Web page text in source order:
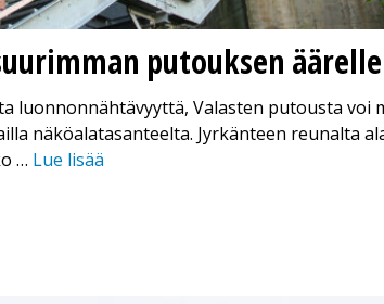
putouksen äärelle
luonnonnähtävyyttä, Valasten putousta voi
näköalatasanteelta. Jyrkänteen reunalta
… Lue lisää